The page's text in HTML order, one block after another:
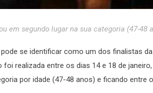
em segundo lugar na sua categoria (47-48
se identificar como um dos finalistas
realizada entre os dias 14 e 18 de
por idade (47-48 anos) e ficando entre